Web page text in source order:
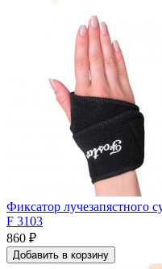
Фиксатор лучезапястного
F 3103
860 ₽
Добавить в корзину